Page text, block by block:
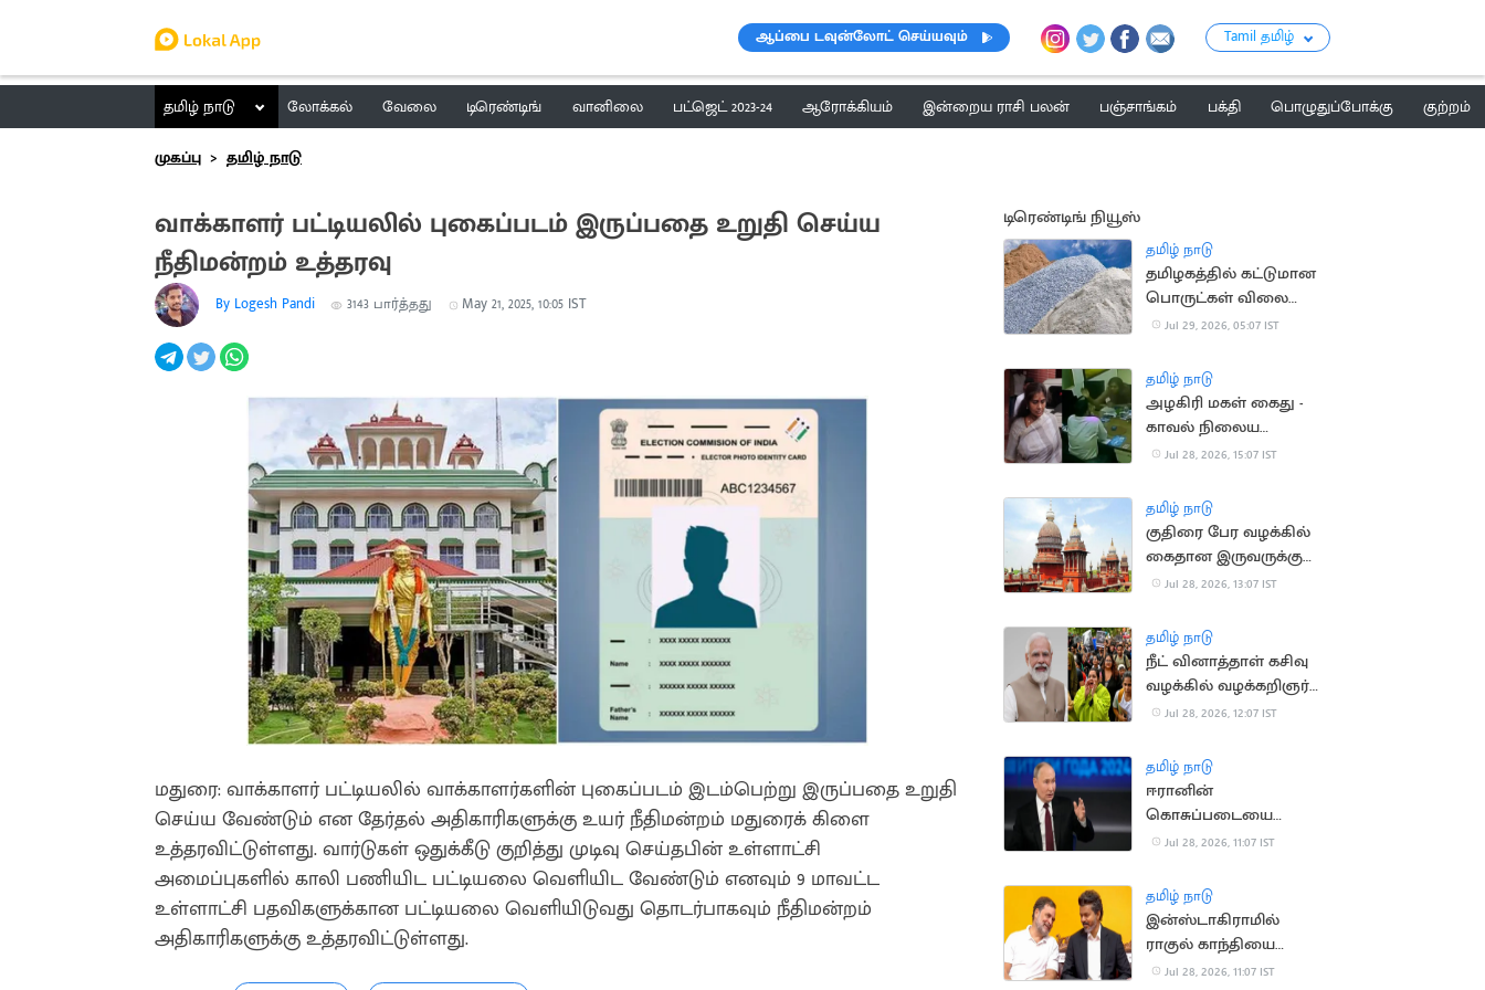
ஆப்பை டவுன்லோட் செய்யவும் Tamil தமிழ்
தமிழ் நாடு லோக்கல் வேலை டிரெண்டிங் வானிலை பட்ஜெட் 2023-24 ஆரோக்கியம் இன்றைய ராசி பலன் பஞ்சாங்கம் பக்தி பொழுதுப்போக்கு
குற்றம்
முகப்பு
தமிழ் நாடு
வாக்காளர் பட்டியலில் புகைப்படம் இருப்பதை உறுதி செய்ய
நீதிமன்றம் உத்தரவு
By Logesh Pandi 3143 பார்த்தது May 21, 2025, 10:05 IST
மதுரை: வாக்காளர் பட்டியலில் வாக்காளர்களின் புகைப்படம் இடம்பெற்று இருப்பதை உறுதி
செய்ய வேண்டும் என தேர்தல் அதிகாரிகளுக்கு உயர் நீதிமன்றம் மதுரைக் கிளை
உத்தரவிட்டுள்ளது. வார்டுகள் ஒதுக்கீடு குறித்து முடிவு செய்தபின் உள்ளாட்சி
அமைப்புகளில் காலி பணியிட பட்டியலை வெளியிட வேண்டும் எனவும் 9 மாவட்ட
உள்ளாட்சி பதவிகளுக்கான பட்டியலை வெளியிடுவது தொடர்பாகவும் நீதிமன்றம்
அதிகாரிகளுக்கு உத்தரவிட்டுள்ளது.
டிரெண்டிங் நியூஸ்
தமிழ் நாடு
தமிழகத்தில் கட்டுமான
பொருட்கள் விலை
குறைய வாய்ப்பு
Jul 29, 2026, 05:07 IST
தமிழ் நாடு
அழகிரி மகள் கைது -
காவல் நிலைய
பிணையில் விடுவிப்பு
Jul 28, 2026, 15:07 IST
தமிழ் நாடு
குதிரை பேர வழக்கில்
கைதான இருவருக்கு
ஜாமின் வழங்கிய உயர்
Jul 28, 2026, 13:07 IST
தமிழ் நாடு
நீட் வினாத்தாள் கசிவு
வழக்கில் வழக்கறிஞர்
ஆஜராகாததால்
ஒத்திவைப்பு
Jul 28, 2026, 12:07 IST
தமிழ் நாடு
ஈரானின்
கொசுப்படையை
பாராட்டிய ரஷிய அதிபர்
Jul 28, 2026, 11:07 IST
தமிழ் நாடு
இன்ஸ்டாகிராமில்
ராகுல் காந்தியை
முந்திய முதலமைச்சர்
Jul 28, 2026, 11:07 IST